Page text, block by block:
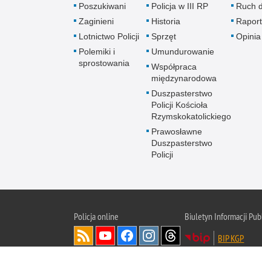
Poszukiwani
Zaginieni
Lotnictwo Policji
Polemiki i
sprostowania
Policja w III RP
Historia
Sprzęt
Umundurowanie
Współpraca
międzynarodowa
Duszpasterstwo
Policji Kościoła
Rzymskokatolickiego
Prawosławne
Duszpasterstwo
Policji
Ruch
Policjaonline
Biuletyn Informacji
BIP KGP